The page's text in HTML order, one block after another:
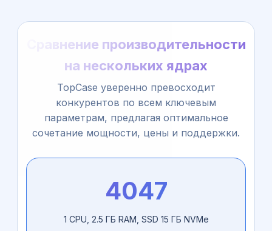
Сравнение производительности
на нескольких ядрах
TopCase уверенно превосходит
конкурентов по всем ключевым
параметрам, предлагая оптимальное
сочетание мощности, цены и поддержки.
4047
1 CPU, 2.5 ГБ RAM, SSD 15 ГБ NVMe